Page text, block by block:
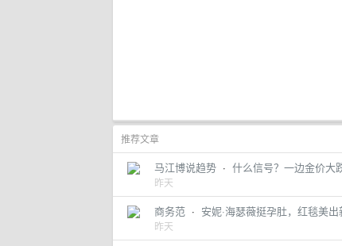
推荐文章
马江博说趋势 · 什么信号？一边金价大
昨天
商务范 · 安妮·海瑟薇挺孕肚，红毯美
昨天